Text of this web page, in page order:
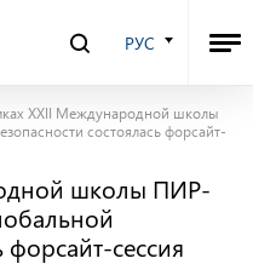
РУС
XXII Международной школы
состоялась форсайт-
школы ПИР-
форсайт-сессия